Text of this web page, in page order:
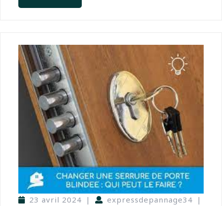
23 avril 2024 | expressdepannage34 |